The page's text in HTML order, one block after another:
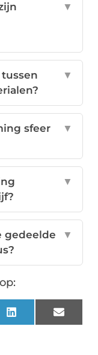
▼
▼
sfeer
▼
▼
gedeelde
▼
LinkedInEmail